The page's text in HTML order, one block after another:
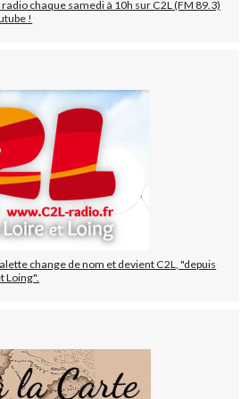
chaque samedi à 10h sur C2L (FM 89.3)
!
change de nom et devient C2L, "depuis
Loing".